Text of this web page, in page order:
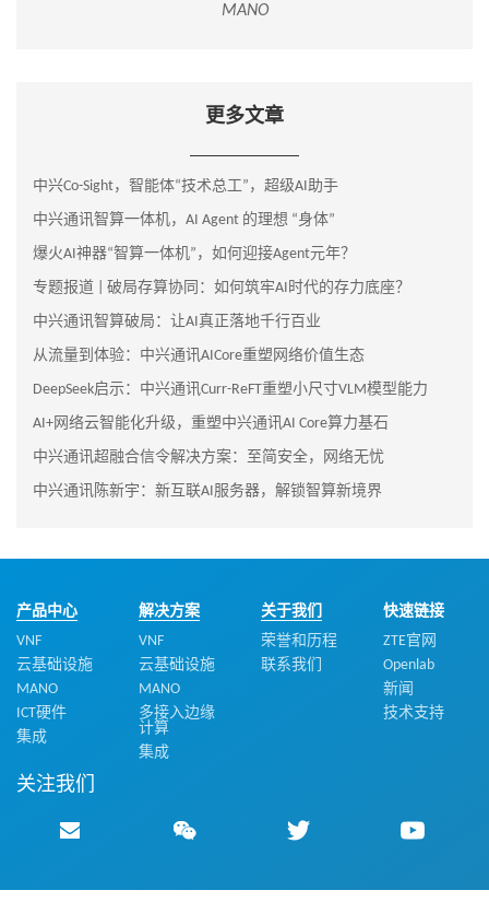
MANO
更多文章
中兴Co-Sight，智能体“技术总工”，超级AI助手
中兴通讯智算一体机，AI Agent 的理想 “身体”
爆火AI神器“智算一体机”，如何迎接Agent元年？
专题报道 | 破局存算协同：如何筑牢AI时代的存力底座？
中兴通讯智算破局：让AI真正落地千行百业
从流量到体验：中兴通讯AICore重塑网络价值生态
DeepSeek启示：中兴通讯Curr-ReFT重塑小尺寸VLM模型能力
AI+网络云智能化升级，重塑中兴通讯AI Core算力基石
中兴通讯超融合信令解决方案：至简安全，网络无忧
中兴通讯陈新宇：新互联AI服务器，解锁智算新境界
产品中心
VNF
云基础设施
MANO
ICT硬件
集成
解决方案
VNF
云基础设施
MANO
多接入边缘
计算
集成
关于我们
荣誉和历程
联系我们
快速链接
ZTE官网
Openlab
新闻
技术支持
关注我们